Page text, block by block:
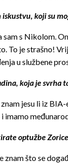
iskustvu, koji su
sam s Nikolom.
To je strašno!
u službene
koja je svrha
znam jesu li iz
imamo
optužbe
znam što se